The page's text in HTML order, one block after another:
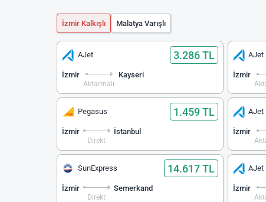
İzmir Kalkışlı Malatya Varışlı
AJet 3.286 TL
İzmir
Aktarmalı
Kayseri
AJet
İzmir
Pegasus 1.459 TL
İzmir
Direkt
İstanbul
AJet
İzmir
SunExpress 14.617 TL
İzmir
Direkt
Semerkand
AJet
İzmir